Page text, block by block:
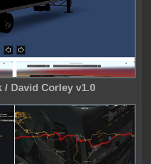
/ David Corley v1.0